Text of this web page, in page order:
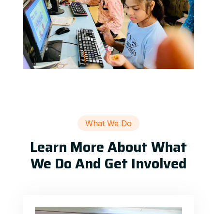
What We Do
Learn More About What
We Do And Get Involved